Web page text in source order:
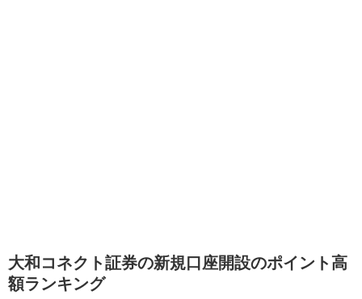
大和コネクト証券の新規口座開設のポイント高
額ランキング